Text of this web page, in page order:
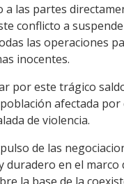
a las partes
conflicto a
las operaciones
inocentes.
por este trágico
afectada por
de violencia.
de las
duradero en el marco